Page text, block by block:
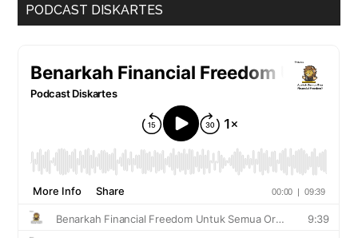
PODCAST DISKARTES